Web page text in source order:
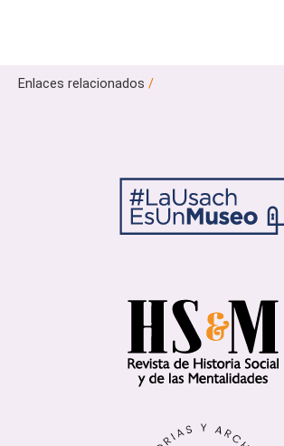
Enlaces relacionados /